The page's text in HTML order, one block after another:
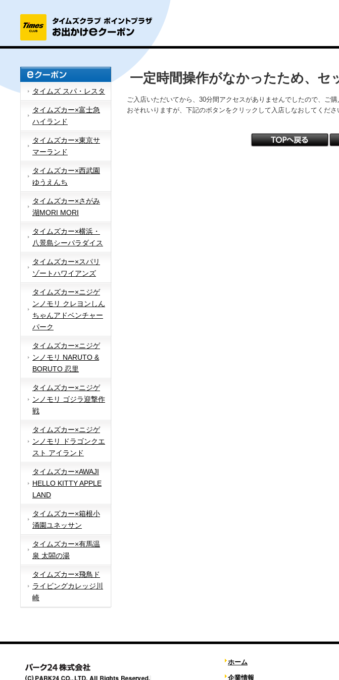
タイムズ スパ・レスタ
タイムズカー×富士急
ハイランド
タイムズカー×東京サ
マーランド
タイムズカー×西武園
ゆうえんち
タイムズカー×さがみ
湖MORI MORI
タイムズカー×横浜・
八景島シーパラダイス
タイムズカー×スパリ
ゾートハワイアンズ
タイムズカー×ニジゲ
ンノモリ クレヨンしん
ちゃんアドベンチャー
パーク
タイムズカー×ニジゲ
ンノモリ NARUTO &
BORUTO 忍里
タイムズカー×ニジゲ
ンノモリ ゴジラ迎撃作
戦
タイムズカー×ニジゲ
ンノモリ ドラゴンクエ
スト アイランド
タイムズカー×AWAJI
HELLO KITTY APPLE
LAND
タイムズカー×箱根小
涌園ユネッサン
タイムズカー×有馬温
泉 太閤の湯
タイムズカー×飛鳥ド
ライビングカレッジ川
崎
一定時間操作がなかったため、セ
ご入店いただいてから、30分間アクセスがありませんでしたので、ご
おそれいりますが、下記のボタンをクリックして入店しなおしてくださ
ホーム
企業情報